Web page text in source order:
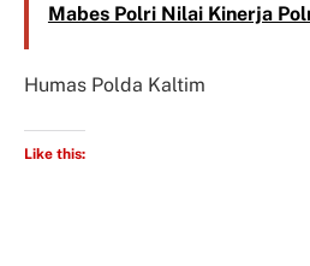
Mabes Polri Nilai Kinerja
Humas Polda Kaltim
Like this: